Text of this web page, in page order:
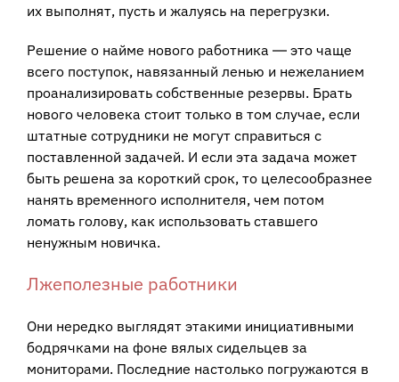
их выполнят, пусть и жалуясь на перегрузки.
Решение о найме нового работника ― это чаще
всего поступок, навязанный ленью и нежеланием
проанализировать собственные резервы. Брать
нового человека стоит только в том случае, если
штатные сотрудники не могут справиться с
поставленной задачей. И если эта задача может
быть решена за короткий срок, то целесообразнее
нанять временного исполнителя, чем потом
ломать голову, как использовать ставшего
ненужным новичка.
Лжеполезные работники
Они нередко выглядят этакими инициативными
бодрячками на фоне вялых сидельцев за
мониторами. Последние настолько погружаются в